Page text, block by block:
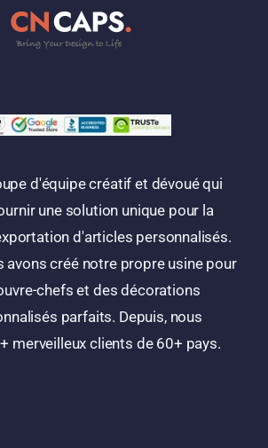
d'équipe créatif et dévoué qui
une solution unique pour la
d'articles personnalisés.
avons créé notre propre usine pour
chefs et des décorations
parfaits. Depuis, nous
merveilleux clients de 60+ pays.